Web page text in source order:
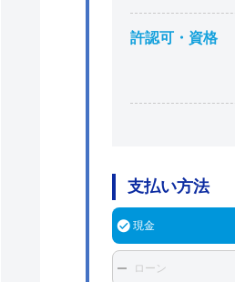
許認可・資格
支払い方法
現金
ローン